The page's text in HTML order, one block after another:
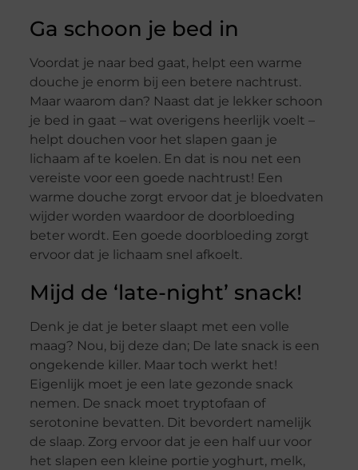
Ga schoon je bed in
Voordat je naar bed gaat, helpt een warme
douche je enorm bij een betere nachtrust.
Maar waarom dan? Naast dat je lekker schoon
je bed in gaat – wat overigens heerlijk voelt –
helpt douchen voor het slapen gaan je
lichaam af te koelen. En dat is nou net een
vereiste voor een goede nachtrust! Een
warme douche zorgt ervoor dat je bloedvaten
wijder worden waardoor de doorbloeding
beter wordt. Een goede doorbloeding zorgt
ervoor dat je lichaam snel afkoelt.
Mijd de ‘late-night’ snack!
Denk je dat je beter slaapt met een volle
maag? Nou, bij deze dan; De late snack is een
ongekende killer. Maar toch werkt het!
Eigenlijk moet je een late gezonde snack
nemen. De snack moet tryptofaan of
serotonine bevatten. Dit bevordert namelijk
de slaap. Zorg ervoor dat je een half uur voor
het slapen een kleine portie yoghurt, melk,